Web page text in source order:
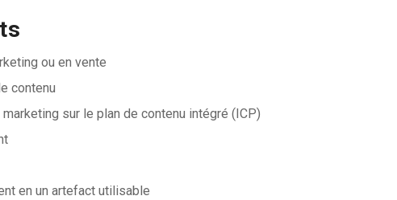
ou en vente
contenu
sur le plan de contenu intégré (ICP)
en un artefact utilisable